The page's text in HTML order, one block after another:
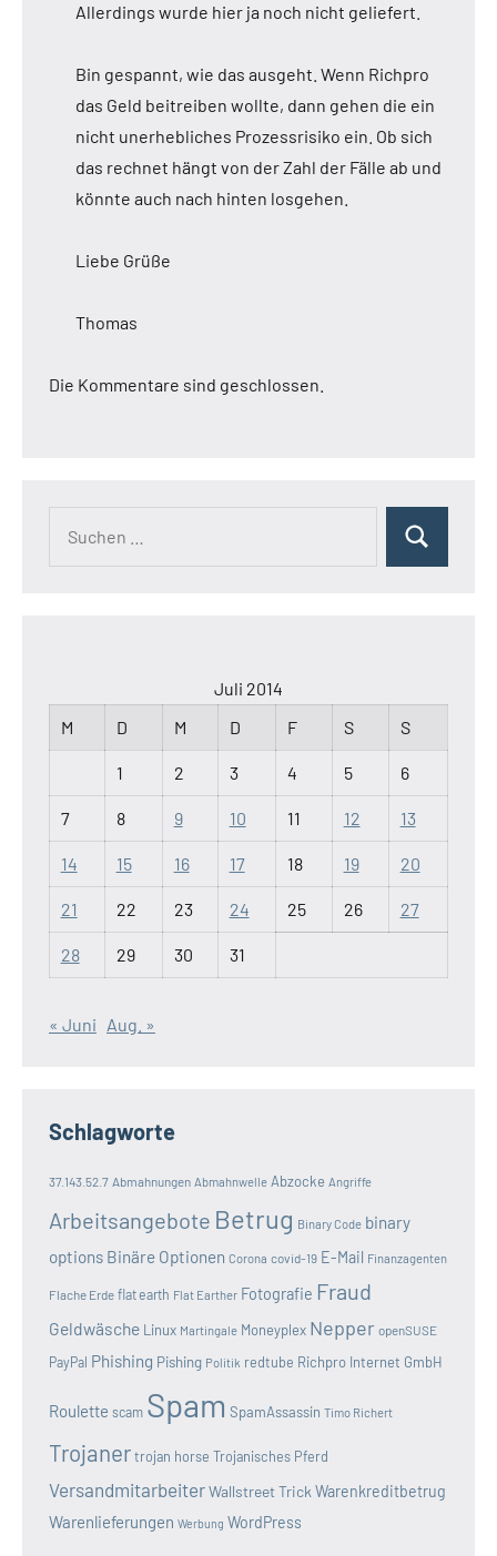
Allerdings wurde hier ja noch nicht geliefert.
Bin gespannt, wie das ausgeht. Wenn Richpro
das Geld beitreiben wollte, dann gehen die ein
nicht unerhebliches Prozessrisiko ein. Ob sich
das rechnet hängt von der Zahl der Fälle ab und
könnte auch nach hinten losgehen.
Liebe Grüße
Thomas
Die Kommentare sind geschlossen.
Suchen
Juli 2014
M
D M D F S S
1 2 3 4 5 6
7 8 9 10 11 12 13
14 15 16 17 18 19 20
21 22 23 24 25 26 27
28 29 30 31
« Juni Aug. »
Schlagworte
37.143.52.7 Abmahnungen Abmahnwelle Abzocke Angriffe
Arbeitsangebote Betrug Binary Code binary
options Binäre Optionen Corona covid-19 E-Mail Finanzagenten
Flache Erde flat earth Flat Earther Fotografie Fraud
Geldwäsche Linux Martingale Moneyplex Nepper openSUSE
PayPal Phishing Pishing Politik redtube Richpro Internet GmbH
Roulette scam Spam SpamAssassin Timo Richert
Trojanertrojan horse Trojanisches Pferd
VersandmitarbeiterWallstreet Trick Warenkreditbetrug
Warenlieferungen Werbung WordPress